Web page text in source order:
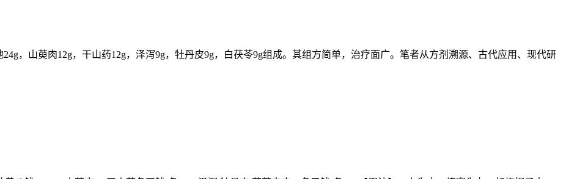
，山萸肉12g，干山药12g，泽泻9g，牡丹皮9g，白茯苓9g组成。其组方简单，治疗面广。笔者从方剂溯源、古代应用、现代研